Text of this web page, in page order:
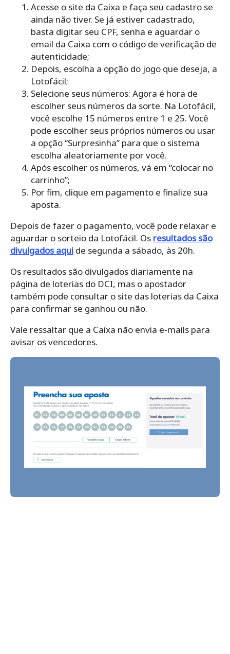
Acesse o site da Caixa e faça seu cadastro se
ainda não tiver. Se já estiver cadastrado,
basta digitar seu CPF, senha e aguardar o
email da Caixa com o código de verificação de
autenticidade;
Depois, escolha a opção do jogo que deseja, a
Lotofácil;
Selecione seus números: Agora é hora de
escolher seus números da sorte. Na Lotofácil,
você escolhe 15 números entre 1 e 25. Você
pode escolher seus próprios números ou usar
a opção “Surpresinha” para que o sistema
escolha aleatoriamente por você.
Após escolher os números, vá em “colocar no
carrinho”;
Por fim, clique em pagamento e finalize sua
aposta.
Depois de fazer o pagamento, você pode relaxar e
aguardar o sorteio da Lotofácil. Os resultados são
divulgados aqui de segunda a sábado, às 20h.
Os resultados são divulgados diariamente na
página de loterias do DCI, mas o apostador
também pode consultar o site das loterias da Caixa
para confirmar se ganhou ou não.
Vale ressaltar que a Caixa não envia e-mails para
avisar os vencedores.